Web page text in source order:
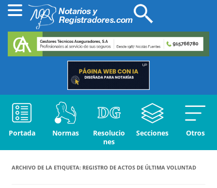
Portada Normas
Resolucio
nes
Secciones Otros
ARCHIVO DE LA ETIQUETA: REGISTRO DE ACTOS DE ÚLTIMA VOLUNTAD